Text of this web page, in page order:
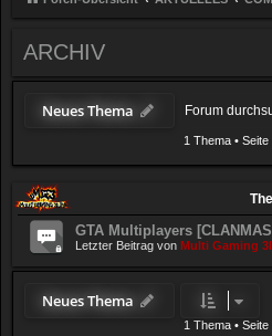
ARCHIV
Neues Thema
1 Thema • Seite
GTA Multiplayers
Letzter Beitrag von Multi Gaming
Neues Thema
1 Thema • Seite